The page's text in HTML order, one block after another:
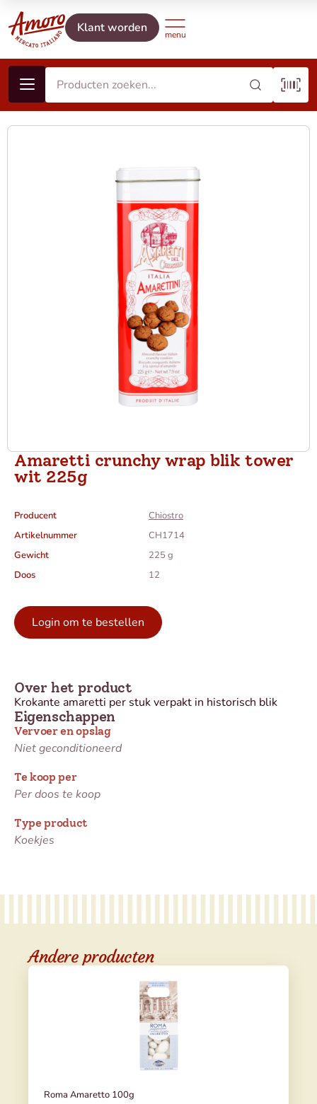
Klant worden
Amaretti crunchy wrap blik tower
wit 225g
Producent
Chiostro
Artikelnummer
CH1714
Gewicht
225 g
Doos
12
Login om te bestellen
Eigenschappen
Vervoer en opslag
Niet geconditioneerd
Te koop per
Per doos te koop
Type product
Koekjes
Over het product
Krokante amaretti per stuk verpakt in historisch blik
Andere producten
Roma Amaretto 100g